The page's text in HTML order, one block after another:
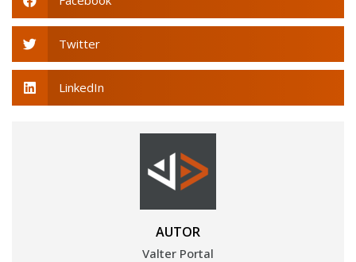
Twitter
LinkedIn
AUTOR
Valter Portal